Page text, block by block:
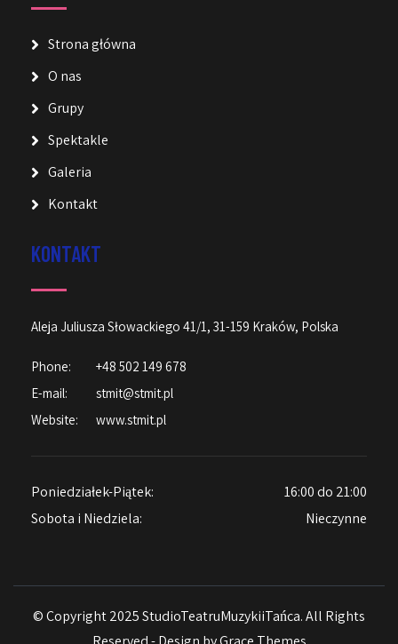
Strona główna
O nas
Grupy
Spektakle
Galeria
Kontakt
KONTAKT
Aleja Juliusza Słowackiego 41/1, 31-159 Kraków, Polska
Phone:
+48 502 149 678
E-mail:
stmit@stmit.pl
Website:
www.stmit.pl
Poniedziałek-Piątek:
16:00 do 21:00
Sobota i Niedziela:
Nieczynne
© Copyright 2025 StudioTeatruMuzykiiTańca. All Rights